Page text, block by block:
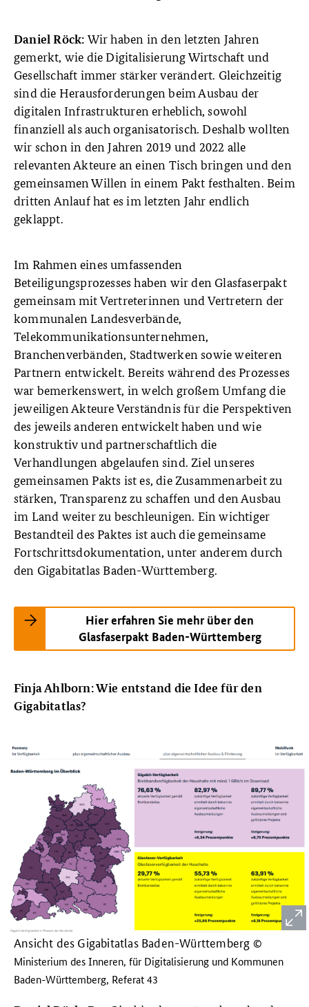
Daniel Röck: Wir haben in den letzten Jahren
gemerkt, wie die Digitalisierung Wirtschaft und
Gesellschaft immer stärker verändert. Gleichzeitig
sind die Herausforderungen beim Ausbau der
digitalen Infrastrukturen erheblich, sowohl
finanziell als auch organisatorisch. Deshalb wollten
wir schon in den Jahren 2019 und 2022 alle
relevanten Akteure an einen Tisch bringen und den
gemeinsamen Willen in einem Pakt festhalten. Beim
dritten Anlauf hat es im letzten Jahr endlich
geklappt.
Im Rahmen eines umfassenden
Beteiligungsprozesses haben wir den Glasfaserpakt
gemeinsam mit Vertreterinnen und Vertretern der
kommunalen Landesverbände,
Telekommunikationsunternehmen,
Branchenverbänden, Stadtwerken sowie weiteren
Partnern entwickelt. Bereits während des Prozesses
war bemerkenswert, in welch großem Umfang die
jeweiligen Akteure Verständnis für die Perspektiven
des jeweils anderen entwickelt haben und wie
konstruktiv und partnerschaftlich die
Verhandlungen abgelaufen sind. Ziel unseres
gemeinsamen Pakts ist es, die Zusammenarbeit zu
stärken, Transparenz zu schaffen und den Ausbau
im Land weiter zu beschleunigen. Ein wichtiger
Bestandteil des Paktes ist auch die gemeinsame
Fortschrittsdokumentation, unter anderem durch
den Gigabitatlas Baden-Württemberg.
Hier erfahren Sie mehr über den
Glasfaserpakt Baden-Württemberg
Finja Ahlborn: Wie entstand die Idee für den
Gigabitatlas?
Ansicht des Gigabitatlas Baden-Württemberg ©
Ministerium des Inneren, für Digitalisierung und Kommunen
Baden-Württemberg, Referat 43